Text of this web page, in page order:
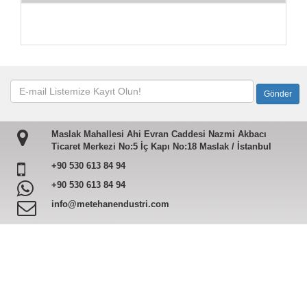
Maslak Mahallesi Ahi Evran Caddesi Nazmi Akbacı
Ticaret Merkezi No:5 İç Kapı No:18 Maslak / İstanbul
+90 530 613 84 94
+90 530 613 84 94
info@metehanendustri.com